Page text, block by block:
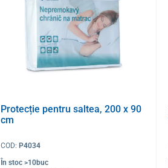
Protecție pentru saltea, 200 x 90
cm
COD: P4034
În stoc >10buc